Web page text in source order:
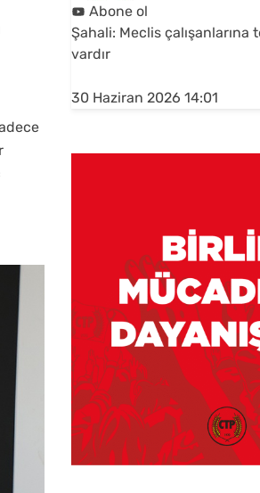
Abone ol
Şahali: Meclis
vardır
30 Haziran 2026 14:01